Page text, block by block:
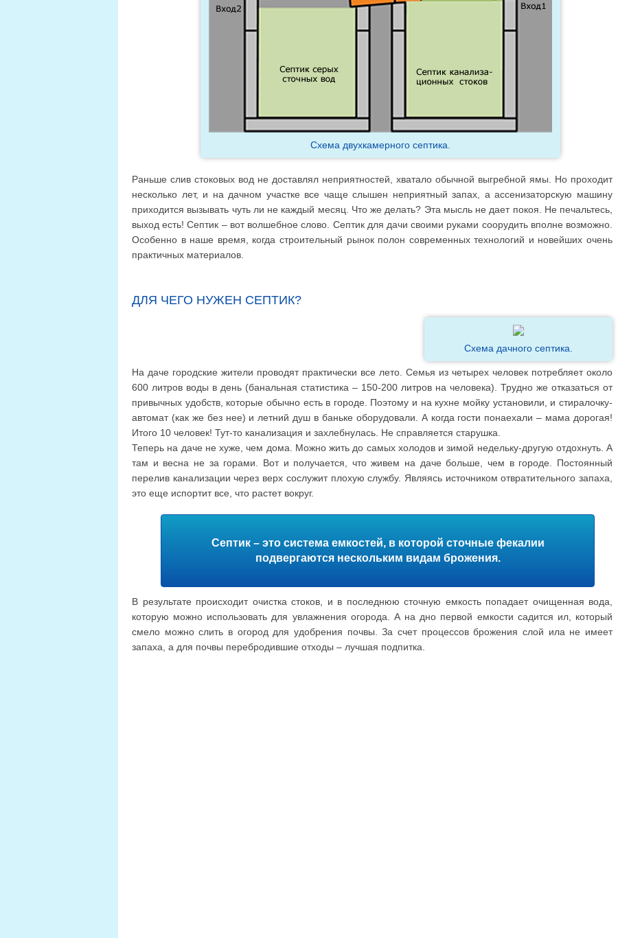
Схема двухкамерного септика.
Раньше слив стоковых вод не доставлял неприятностей, хватало обычной выгребной ямы. Но проходит
несколько лет, и на дачном участке все чаще слышен неприятный запах, а ассенизаторскую машину
приходится вызывать чуть ли не каждый месяц. Что же делать? Эта мысль не дает покоя. Не печальтесь,
выход есть! Септик – вот волшебное слово. Септик для дачи своими руками соорудить вполне возможно.
Особенно в наше время, когда строительный рынок полон современных технологий и новейших очень
практичных материалов.
ДЛЯ ЧЕГО НУЖЕН СЕПТИК?
Схема дачного септика.
На даче городские жители проводят практически все лето. Семья из четырех человек потребляет около
600 литров воды в день (банальная статистика – 150-200 литров на человека). Трудно же отказаться от
привычных удобств, которые обычно есть в городе. Поэтому и на кухне мойку установили, и стиралочку-
автомат (как же без нее) и летний душ в баньке оборудовали. А когда гости понаехали – мама дорогая!
Итого 10 человек! Тут-то канализация и захлебнулась. Не справляется старушка.
Теперь на даче не хуже, чем дома. Можно жить до самых холодов и зимой недельку-другую отдохнуть. А
там и весна не за горами. Вот и получается, что живем на даче больше, чем в городе. Постоянный
перелив канализации через верх сослужит плохую службу. Являясь источником отвратительного запаха,
это еще испортит все, что растет вокруг.
Септик – это система емкостей, в которой сточные фекалии
подвергаются нескольким видам брожения.
В результате происходит очистка стоков, и в последнюю сточную емкость попадает очищенная вода,
которую можно использовать для увлажнения огорода. А на дно первой емкости садится ил, который
смело можно слить в огород для удобрения почвы. За счет процессов брожения слой ила не имеет
запаха, а для почвы перебродившие отходы – лучшая подпитка.